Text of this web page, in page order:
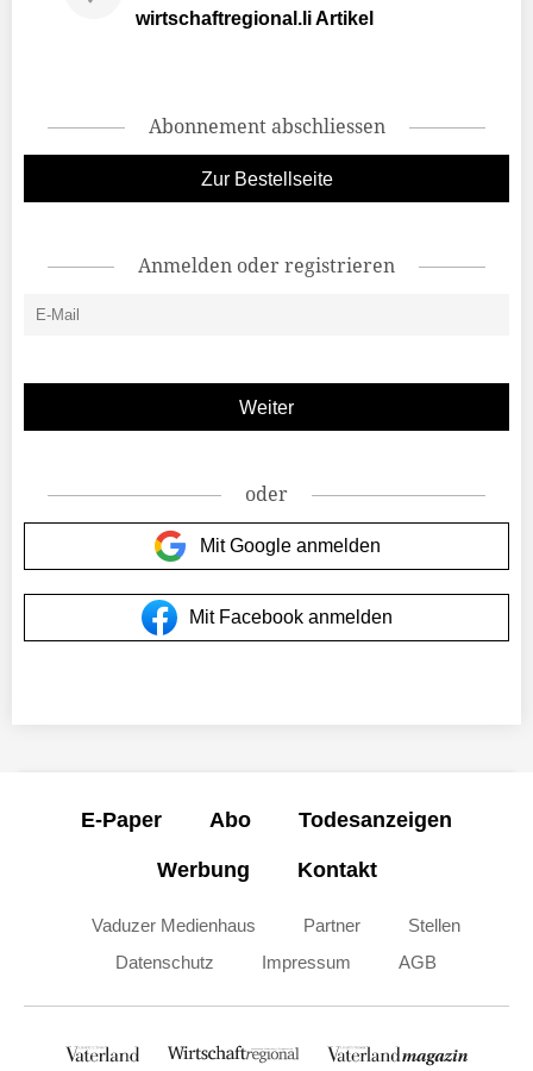
wirtschaftregional.li Artikel
Abonnement abschliessen
Zur Bestellseite
Anmelden oder registrieren
oder
Mit Google anmelden
Mit Facebook anmelden
E-Paper Abo Todesanzeigen
Werbung Kontakt
Vaduzer Medienhaus Partner
Stellen
Datenschutz
Impressum AGB